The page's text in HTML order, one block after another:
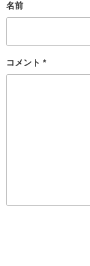
コメント *
名前